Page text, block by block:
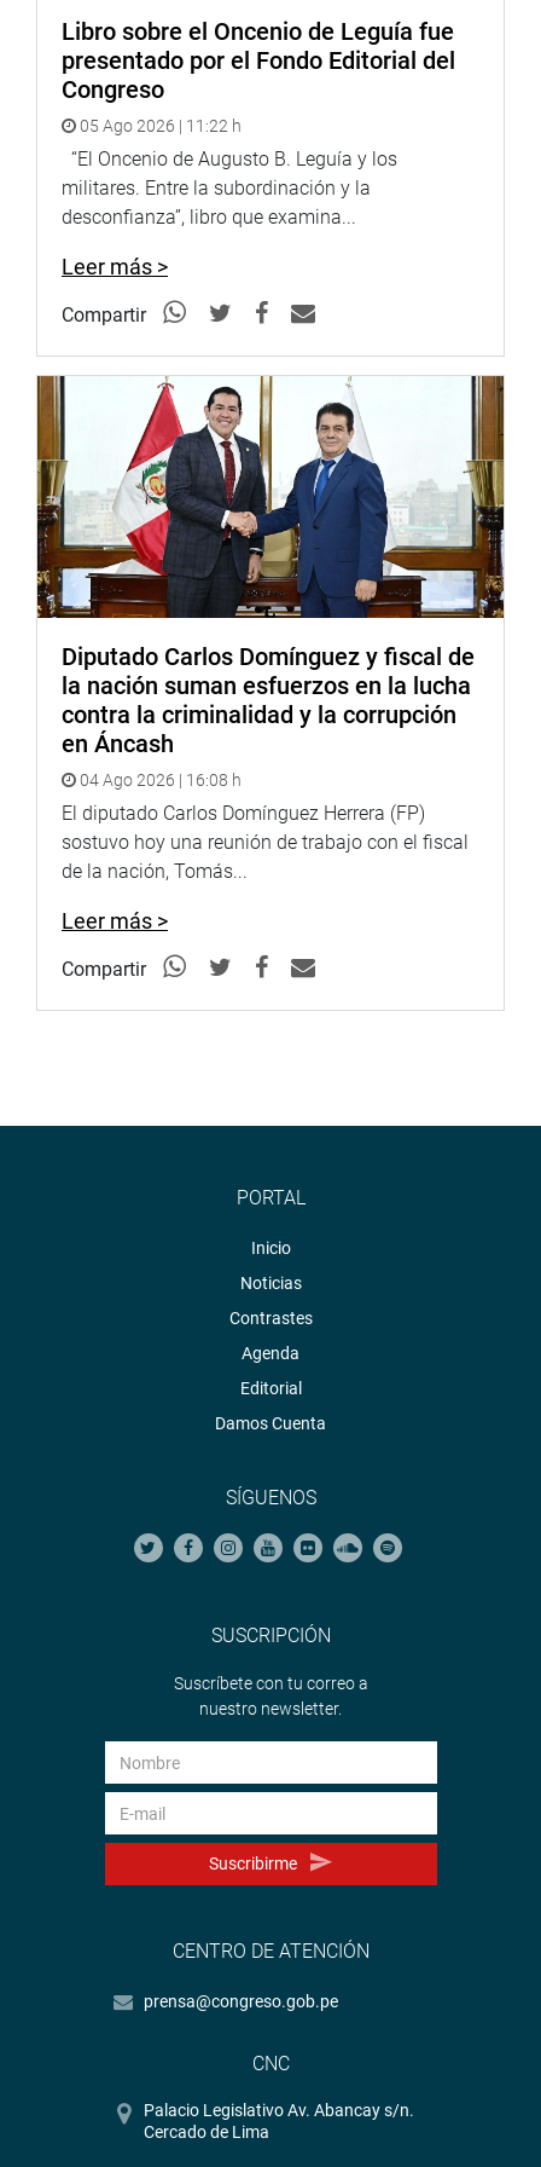
enaltecen el departamento de Ayacucho, en el mundo.
La ceremonia, se realizará el día viernes 04 de noviembre,
en el auditorio Alberto Andrade Carmona del edificio Juan
Santos Atahualpa del Congreso de la República, a las 10
Lima, 3 de noviembre de 2022
DESPACHO CONGRESAL
Libro sobre el Oncenio de Leguía fue
presentado por el Fondo Editorial del
Congreso
05 Ago 2026 | 11:22 h
“El Oncenio de Augusto B. Leguía y los
militares. Entre la subordinación y la
desconfianza”, libro que examina...
Leer más >
Compartir
Diputado Carlos Domínguez y fiscal de
la nación suman esfuerzos en la lucha
contra la criminalidad y la corrupción
en Áncash
04 Ago 2026 | 16:08 h
El diputado Carlos Domínguez Herrera (FP)
sostuvo hoy una reunión de trabajo con el fiscal
de la nación, Tomás...
Leer más >
Compartir
PORTAL
Inicio
Noticias
Contrastes
Agenda
Editorial
Damos Cuenta
SÍGUENOS
SUSCRIPCIÓN
Suscríbete con tu correo a
nuestro newsletter.
Suscribirme
CENTRO DE ATENCIÓN
prensa@congreso.gob.pe
CNC
Palacio Legislativo Av. Abancay s/n.
Cercado de Lima